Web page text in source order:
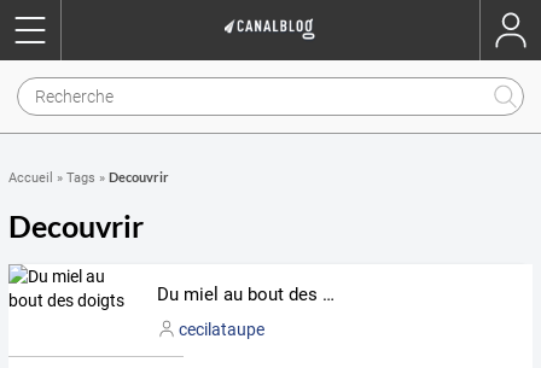
Accueil » Tags » Decouvrir
Decouvrir
Du miel au bout des doigts
cecilataupe